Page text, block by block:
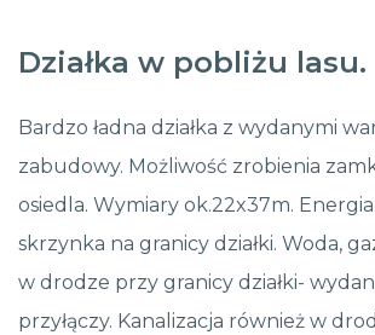
Działka w pobliżu lasu.
Bardzo ładna działka z wydanymi
zabudowy. Możliwość zrobienia
osiedla. Wymiary ok.22x37m.
skrzynka na granicy działki. Woda,
w drodze przy granicy działki-
przyłączy. Kanalizacja również w